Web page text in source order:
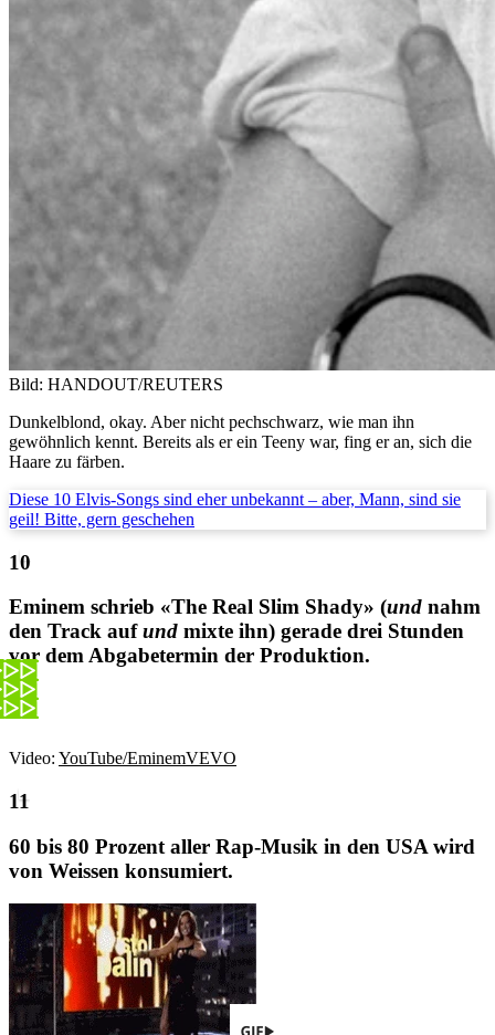
Bild: HANDOUT/REUTERS
Dunkelblond, okay. Aber nicht pechschwarz, wie man ihn
gewöhnlich kennt. Bereits als er ein Teeny war, fing er an, sich die
Haare zu färben.
Diese 10 Elvis-Songs sind eher unbekannt – aber, Mann, sind sie
geil! Bitte, gern geschehen
Eminem schrieb «The Real Slim Shady» (und nahm
den Track aufund mixte ihn) gerade drei Stunden
vor dem Abgabetermin der Produktion.
Video: YouTube/EminemVEVO
60 bis 80 Prozent aller Rap-Musik in den USA wird
von Weissen konsumiert.